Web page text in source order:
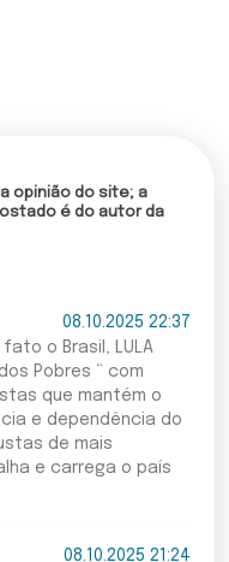
opinião do site; a
é do autor da
08.10.2025 22:37
o Brasil, LULA
Pobres “ com
que mantém o
e dependência do
de mais
e carrega o país
08.10.2025 21:24